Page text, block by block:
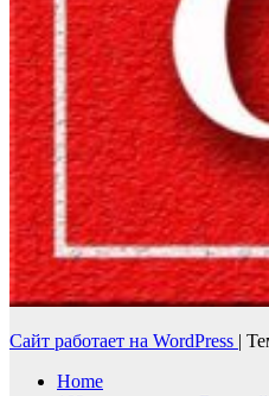
Сайт работает на WordPress |
Home